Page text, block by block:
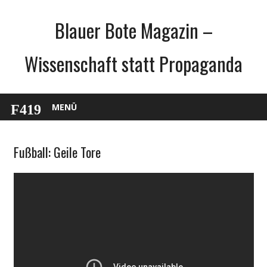
Blauer Bote Magazin –
Wissenschaft statt Propaganda
MENÜ
Sport
Fußball: Geile Tore